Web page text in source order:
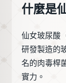
什麼是
仙女玻尿酸
研發製造的
名的肉毒桿
實力。